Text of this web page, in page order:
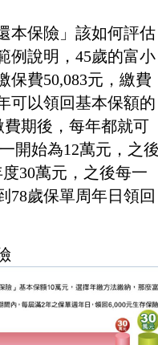
本保險」該如何評估
例說明，45歲的富小
保費50,083元，繳費
可以領回基本保額的
費期後，每年都就可
開始為12萬元，之
30萬元，之後每一
78歲保單周年日領回